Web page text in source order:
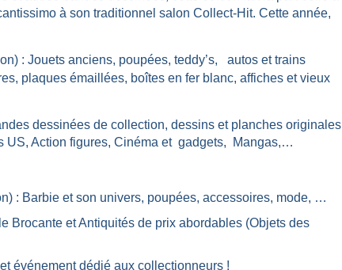
à son traditionnel salon Collect-Hit. Cette année,
: Jouets anciens, poupées, teddy’s, autos et trains
plaques émaillées, boîtes en fer blanc, affiches et vieux
dessinées de collection, dessins et planches originales
Action figures, Cinéma et gadgets, Mangas,…
: Barbie et son univers, poupées, accessoires, mode, …
Brocante et Antiquités de prix abordables (Objets des
événement dédié aux collectionneurs !